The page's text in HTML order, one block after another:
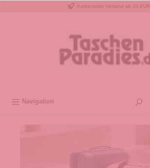
Kostenloser Versand ab 20 EUR
Navigation